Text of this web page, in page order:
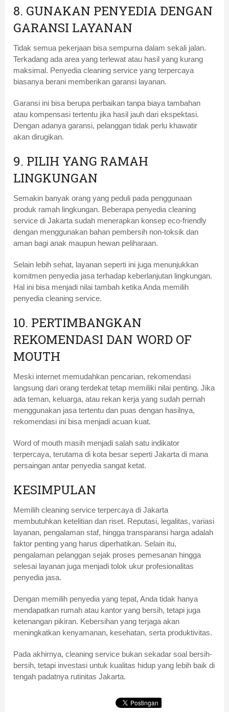
8. GUNAKAN PENYEDIA DENGAN
GARANSI LAYANAN
Tidak semua pekerjaan bisa sempurna dalam sekali jalan.
Terkadang ada area yang terlewat atau hasil yang kurang
maksimal. Penyedia cleaning service yang terpercaya
biasanya berani memberikan garansi layanan.
Garansi ini bisa berupa perbaikan tanpa biaya tambahan
atau kompensasi tertentu jika hasil jauh dari ekspektasi.
Dengan adanya garansi, pelanggan tidak perlu khawatir
akan dirugikan.
9. PILIH YANG RAMAH
LINGKUNGAN
Semakin banyak orang yang peduli pada penggunaan
produk ramah lingkungan. Beberapa penyedia cleaning
service di Jakarta sudah menerapkan konsep eco-friendly
dengan menggunakan bahan pembersih non-toksik dan
aman bagi anak maupun hewan peliharaan.
Selain lebih sehat, layanan seperti ini juga menunjukkan
komitmen penyedia jasa terhadap keberlanjutan lingkungan.
Hal ini bisa menjadi nilai tambah ketika Anda memilih
penyedia cleaning service.
10. PERTIMBANGKAN
REKOMENDASI DAN WORD OF
MOUTH
Meski internet memudahkan pencarian, rekomendasi
langsung dari orang terdekat tetap memiliki nilai penting. Jika
ada teman, keluarga, atau rekan kerja yang sudah pernah
menggunakan jasa tertentu dan puas dengan hasilnya,
rekomendasi ini bisa menjadi acuan kuat.
Word of mouth masih menjadi salah satu indikator
terpercaya, terutama di kota besar seperti Jakarta di mana
persaingan antar penyedia sangat ketat.
KESIMPULAN
Memilih cleaning service terpercaya di Jakarta
membutuhkan ketelitian dan riset. Reputasi, legalitas, variasi
layanan, pengalaman staf, hingga transparansi harga adalah
faktor penting yang harus diperhatikan. Selain itu,
pengalaman pelanggan sejak proses pemesanan hingga
selesai layanan juga menjadi tolok ukur profesionalitas
penyedia jasa.
Dengan memilih penyedia yang tepat, Anda tidak hanya
mendapatkan rumah atau kantor yang bersih, tetapi juga
ketenangan pikiran. Kebersihan yang terjaga akan
meningkatkan kenyamanan, kesehatan, serta produktivitas.
Pada akhirnya, cleaning service bukan sekadar soal bersih-
bersih, tetapi investasi untuk kualitas hidup yang lebih baik di
tengah padatnya rutinitas Jakarta.